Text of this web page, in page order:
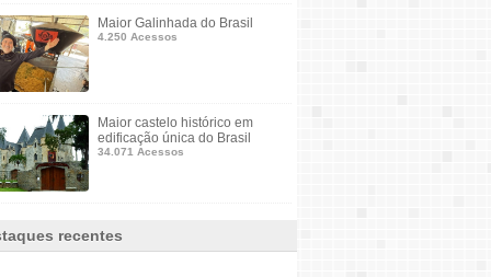
Maior Galinhada do Brasil
4.250 Acessos
Maior castelo histórico em
edificação única do Brasil
34.071 Acessos
recentes